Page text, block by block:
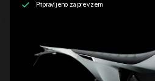
Pripravljeno za prevzem